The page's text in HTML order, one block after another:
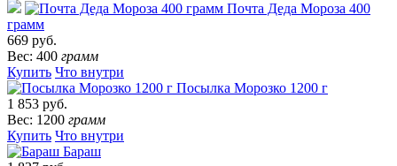
Почта Деда Мороза 400
грамм
669 руб.
Вес: 400 грамм
Купить Что внутри
Посылка Морозко 1200 г
1 853 руб.
Вес: 1200 грамм
Купить Что внутри
Бараш